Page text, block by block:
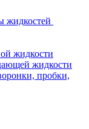
жидкостей
жидкости
жидкости
пробки,